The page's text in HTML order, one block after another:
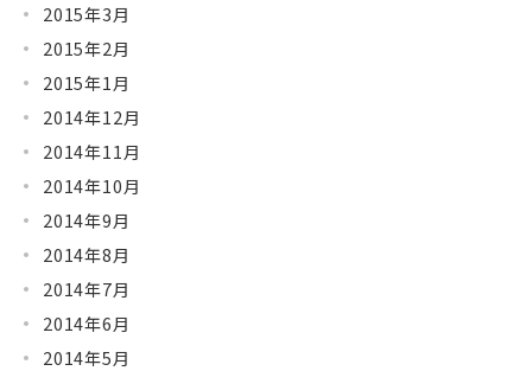
2015年3月
2015年2月
2015年1月
2014年12月
2014年11月
2014年10月
2014年9月
2014年8月
2014年7月
2014年6月
2014年5月